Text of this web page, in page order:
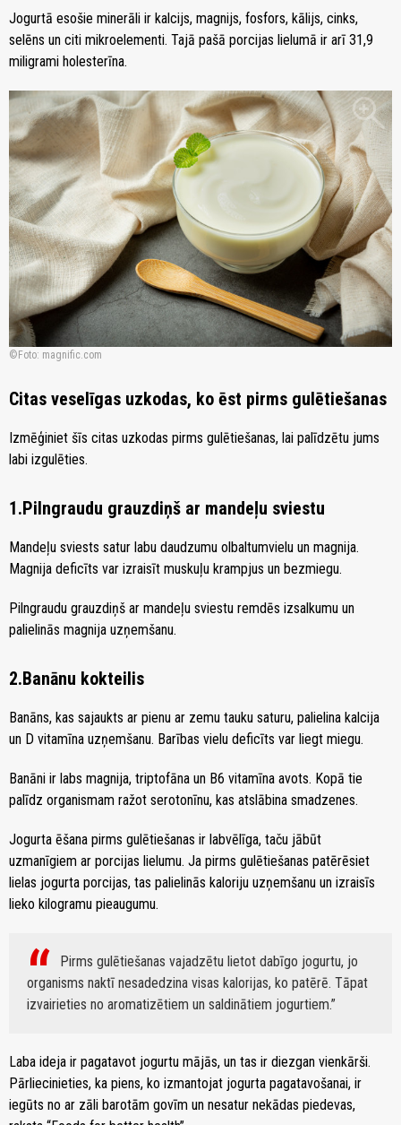
Jogurtā esošie minerāli ir kalcijs, magnijs, fosfors, kālijs, cinks,
selēns un citi mikroelementi. Tajā pašā porcijas lielumā ir arī 31,9
miligrami holesterīna.
zoom_in
Foto: magnific.com
Citas veselīgas uzkodas, ko ēst pirms gulētiešanas
Izmēģiniet šīs citas uzkodas pirms gulētiešanas, lai palīdzētu jums
labi izgulēties.
1.Pilngraudu grauzdiņš ar mandeļu sviestu
Mandeļu sviests satur labu daudzumu olbaltumvielu un magnija.
Magnija deficīts var izraisīt muskuļu krampjus un bezmiegu.
Pilngraudu grauzdiņš ar mandeļu sviestu remdēs izsalkumu un
palielinās magnija uzņemšanu.
2.Banānu kokteilis
Banāns, kas sajaukts ar pienu ar zemu tauku saturu, palielina kalcija
un D vitamīna uzņemšanu. Barības vielu deficīts var liegt miegu.
Banāni ir labs magnija, triptofāna un B6 vitamīna avots. Kopā tie
palīdz organismam ražot serotonīnu, kas atslābina smadzenes.
Jogurta ēšana pirms gulētiešanas ir labvēlīga, taču jābūt
uzmanīgiem ar porcijas lielumu. Ja pirms gulētiešanas patērēsiet
lielas jogurta porcijas, tas palielinās kaloriju uzņemšanu un izraisīs
lieko kilogramu pieaugumu.
Pirms gulētiešanas vajadzētu lietot dabīgo jogurtu, jo
organisms naktī nesadedzina visas kalorijas, ko patērē. Tāpat
izvairieties no aromatizētiem un saldinātiem jogurtiem.
Laba ideja ir pagatavot jogurtu mājās, un tas ir diezgan vienkārši.
Pārliecinieties, ka piens, ko izmantojat jogurta pagatavošanai, ir
iegūts no ar zāli barotām govīm un nesatur nekādas piedevas,